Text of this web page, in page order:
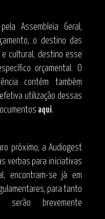
Assembleia Geral,
o destino das
cultural, destino esse
orçamental. O
contém também
utilização dessas
aqui.
próximo, a Audiogest
verbas para iniciativas
encontram-se já em
para tanto
serão brevemente